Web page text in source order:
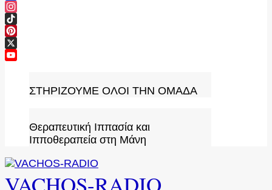
Facebook
Instagram
TikTok
Pinterest
X
ΣΤΗΡΙΖΟΥΜΕ ΟΛΟΙ ΤΗΝ ΟΜΑΔΑ
Θεραπευτική Ιππασία και
Ιπποθεραπεία στη Μάνη
VACHOS-RADIO